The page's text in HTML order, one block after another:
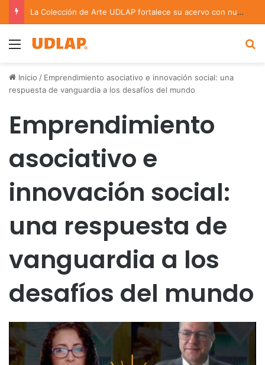
La Colección de Arte UDLAP fortalece su acervo con nuevas obras de artistas emergentes y consolidados
Menu
Inicio / Emprendimiento asociativo e innovación social: una
respuesta de vanguardia a los desafíos del mundo
Emprendimiento
asociativo e
innovación social:
una respuesta de
vanguardia a los
desafíos del mundo